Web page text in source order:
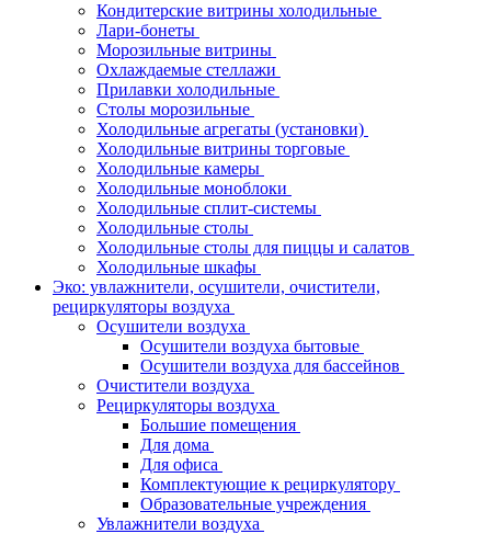
Кондитерские витрины холодильные
Лари-бонеты
Морозильные витрины
Охлаждаемые стеллажи
Прилавки холодильные
Столы морозильные
Холодильные агрегаты (установки)
Холодильные витрины торговые
Холодильные камеры
Холодильные моноблоки
Холодильные сплит-системы
Холодильные столы
Холодильные столы для пиццы и салатов
Холодильные шкафы
Эко: увлажнители, осушители, очистители,
рециркуляторы воздуха
Осушители воздуха
Осушители воздуха бытовые
Осушители воздуха для бассейнов
Очистители воздуха
Рециркуляторы воздуха
Большие помещения
Для дома
Для офиса
Комплектующие к рециркулятору
Образовательные учреждения
Увлажнители воздуха